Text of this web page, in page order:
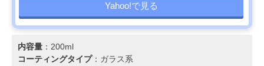
Yahoo!で見る
内容量 ：200ml
コーティングタイプ：ガラス系